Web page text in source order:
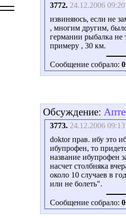
3772. 24.12.2006 09:20
извиняюсь, если не
, многим другим,
германии рыбалка не
примеру , 30 км.
Сообщение собрало: 0
Обсуждение:
3773. 24.12.2006 09:13
doktor прав. ибу это
ибупрофен, то
название ибупрофен
насчет столбняка
около 10 случаев в
или не болеть".
Сообщение собрало: 0